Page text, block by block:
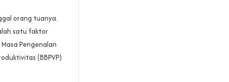
orang tuanya.
satu faktor
Pengenalan
(BBPVP)